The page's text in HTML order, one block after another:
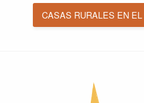
CASAS RURALES EN